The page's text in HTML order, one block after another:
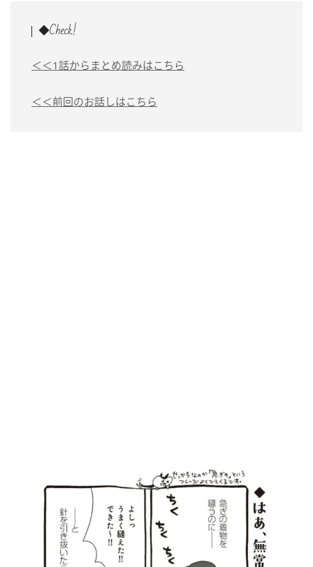
◆Check!
＜＜1話からまとめ読みはこちら
＜＜前回のお話しはこちら